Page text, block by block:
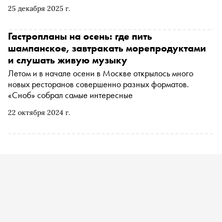
25 декабря 2025 г.
в еду
22 октября 2024 г.
Гастропланы на осень: где пить
шампанское, завтракать морепродуктами
и слушать живую музыку
Летом и в начале осени в Москве открылось много
новых ресторанов совершенно разных форматов.
«Сноб» собрал самые интересные